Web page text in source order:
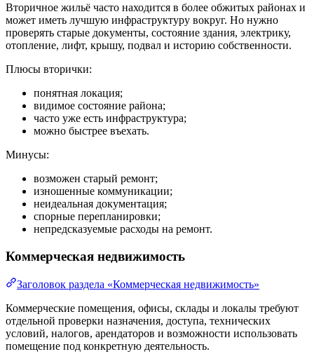
Вторичное жильё часто находится в более обжитых районах и
может иметь лучшую инфраструктуру вокруг. Но нужно
проверять старые документы, состояние здания, электрику,
отопление, лифт, крышу, подвал и историю собственности.
Плюсы вторички:
понятная локация;
видимое состояние района;
часто уже есть инфраструктура;
можно быстрее въехать.
Минусы:
возможен старый ремонт;
изношенные коммуникации;
неидеальная документация;
спорные перепланировки;
непредсказуемые расходы на ремонт.
Коммерческая недвижимость
Заголовок раздела «Коммерческая недвижимость»
Коммерческие помещения, офисы, склады и локалы требуют
отдельной проверки назначения, доступа, технических
условий, налогов, арендаторов и возможности использовать
помещение под конкретную деятельность.